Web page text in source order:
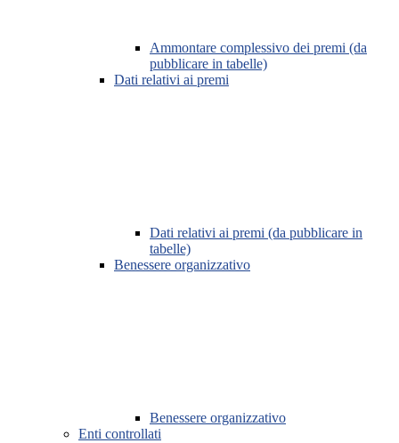
Ammontare complessivo dei premi (da
pubblicare in tabelle)
Dati relativi ai premi
Dati relativi ai premi (da pubblicare in
tabelle)
Benessere organizzativo
Benessere organizzativo
Enti controllati